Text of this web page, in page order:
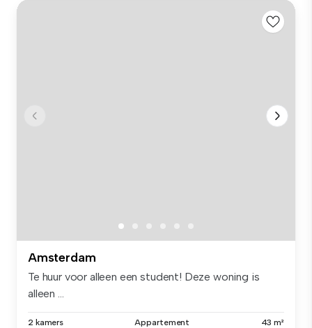
Amsterdam
Te huur voor alleen een student! Deze woning is
alleen ...
2 kamers Appartement 43 m²